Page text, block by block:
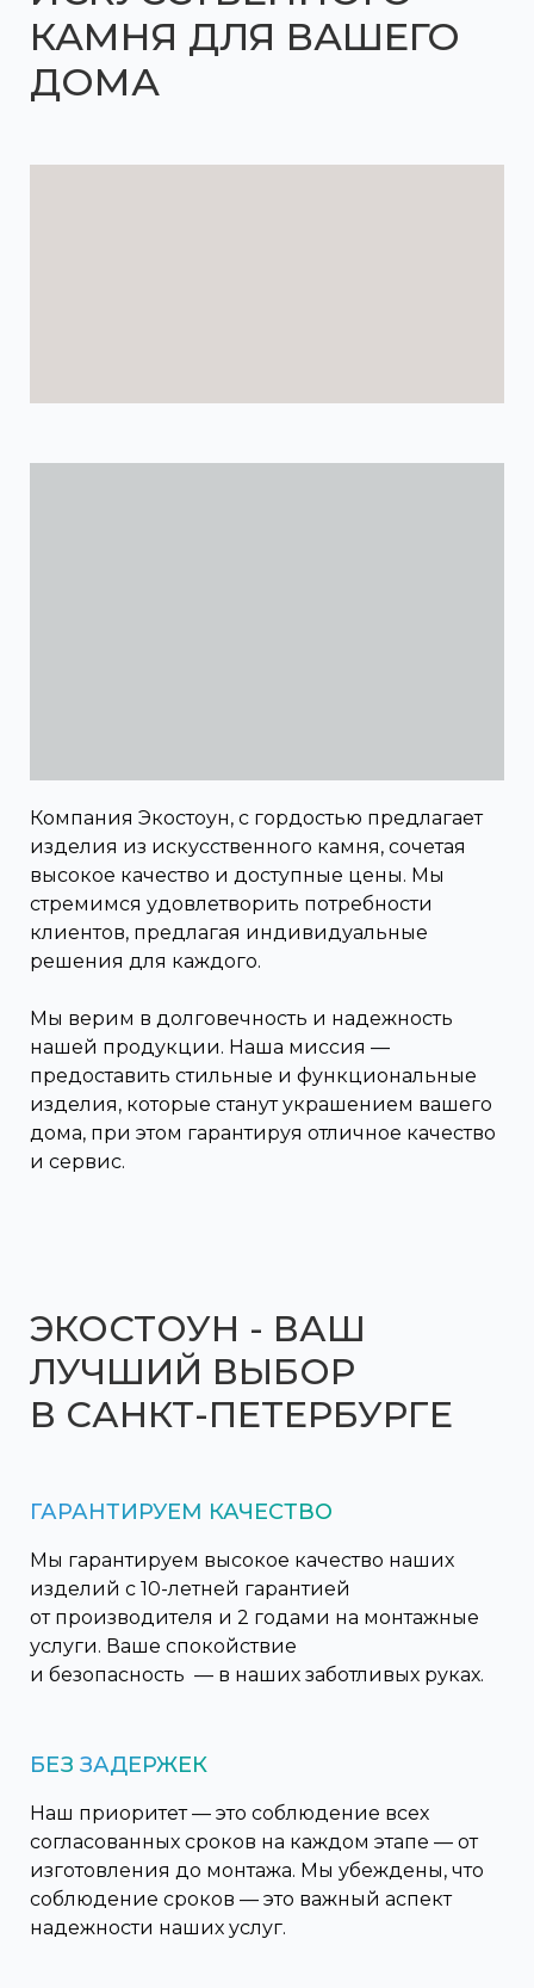
КАМНЯ ДЛЯ ВАШЕГО
ДОМА
Компания Экостоун, с гордостью предлагает
изделия из искусственного камня, сочетая
высокое качество и доступные цены. Мы
стремимся удовлетворить потребности
клиентов, предлагая индивидуальные
решения для каждого.
Мы верим в долговечность и надежность
нашей продукции. Наша миссия —
предоставить стильные и функциональные
изделия, которые станут украшением вашего
дома, при этом гарантируя отличное качество
и сервис.
ЭКОСТОУН - ВАШ
ЛУЧШИЙ ВЫБОР
В САНКТ-ПЕТЕРБУРГЕ
ГАРАНТИРУЕМ КАЧЕСТВО
Мы гарантируем высокое качество наших
изделий с 10-летней гарантией
от производителя и 2 годами на монтажные
услуги. Ваше спокойствие
и безопасность — в наших заботливых руках.
БЕЗ ЗАДЕРЖЕК
Наш приоритет — это соблюдение всех
согласованных сроков на каждом этапе — от
изготовления до монтажа. Мы убеждены, что
соблюдение сроков — это важный аспект
надежности наших услуг.